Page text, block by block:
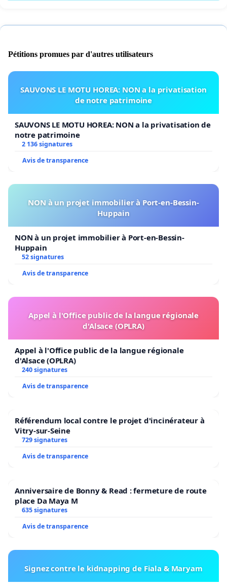
Pétitions promues par d'autres utilisateurs
SAUVONS LE MOTU HOREA: NON a la privatisation
de notre patrimoine
SAUVONS LE MOTU HOREA: NON a la privatisation de
notre patrimoine
2 136 signatures
Avis de transparence
NON à un projet immobilier à Port-en-Bessin-
Huppain
NON à un projet immobilier à Port-en-Bessin-
Huppain
52 signatures
Avis de transparence
Appel à l'Office public de la langue régionale
d'Alsace (OPLRA)
Appel à l'Office public de la langue régionale
d'Alsace (OPLRA)
240 signatures
Avis de transparence
Référendum local contre le projet d'incinérateur à
Vitry-sur-Seine
729 signatures
Avis de transparence
Anniversaire de Bonny & Read : fermeture de route
place Da Maya M
635 signatures
Avis de transparence
Signez contre le kidnapping de Fiala & Maryam